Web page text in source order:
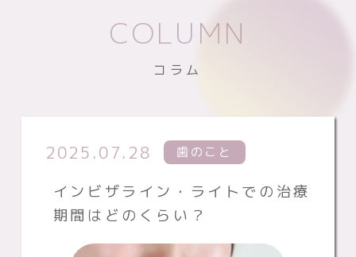
COLUMN
コラム
インビザライン・ライトでの治療
期間はどのくらい？
2025.07.28 歯のこと